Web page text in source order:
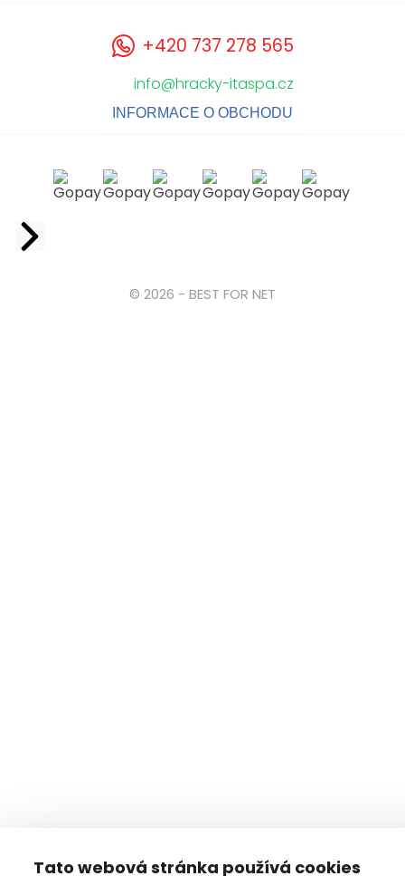
Tato webová stránka používá cookies
+420 737 278 565
info@hracky-itaspa.cz
INFORMACE O OBCHODU
© 2026 - BEST FOR NET